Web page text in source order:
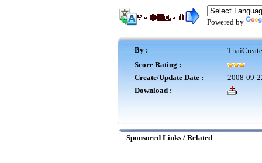
Powered by
By :
Score Rating :
Create/Update Date :
2008-09-
Download :
Sponsored Links / Related